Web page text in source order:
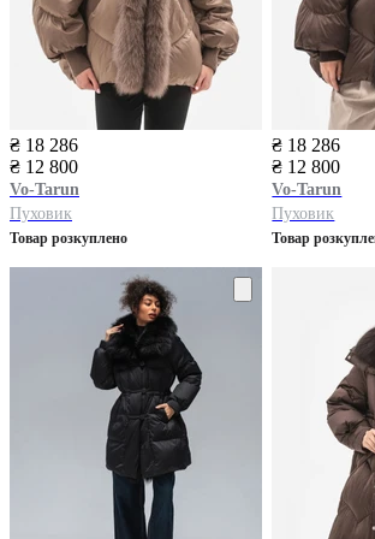
₴ 18 286
₴ 12 800
Vo-Tarun
Пуховик
Товар розкуплено
₴ 18 286
₴ 12 800
Vo-Tarun
Пуховик
Товар